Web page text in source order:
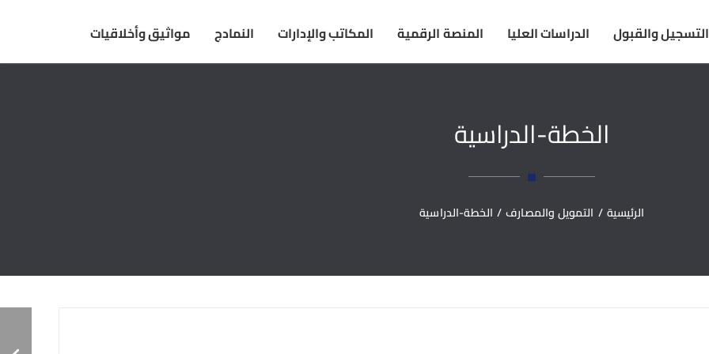
التسجيل والقبول الدراسات العليا المنصة الرقمية المكاتب والإدارات النمادج مواثيق وأخلاقيات
الخطة-الدراسية
الرئيسية / التمويل والمصارف / الخطة-الدراسية